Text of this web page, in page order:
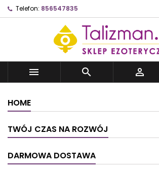
Telefon: 856547835
  
HOME
TWÓJ CZAS NA ROZWÓJ
DARMOWA DOSTAWA